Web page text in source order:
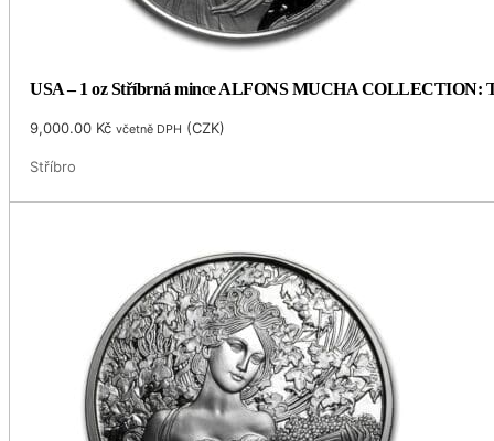
USA – 1 oz Stříbrná mince ALFONS MUCHA COLLECTION:
9,000.00 Kč včetně DPH (CZK)
Stříbro